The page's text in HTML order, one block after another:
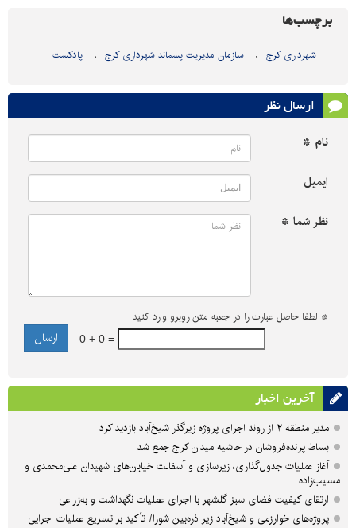
برچسب‌ها
شهرداری کرج سازمان مدیریت پسماند شهرداری کرج پادکست
ارسال نظر
نام *
ایمیل
نظر شما *
* لطفا حاصل عبارت را در جعبه متن روبرو وارد کنید
0 + 0 =
آخرین اخبار
مدیر منطقه ۲ از روند اجرای پروژه زیرگذر شیخ‌آباد بازدید کرد
بساط پرنده‌فروشان در حاشیه میدان کرج جمع شد
آغاز عملیات جدول‌گذاری، زیرسازی و آسفالت خیابان‌های شهیدان علی‌محمدی و
مسیب‌زاده
ارتقای کیفیت فضای سبز گلشهر با اجرای عملیات نگهداشت و به‌زراعی
پروژه‌های خوارزمی و شیخ‌آباد زیر ذره‌بین شورا/ تأکید بر تسریع عملیات اجرایی